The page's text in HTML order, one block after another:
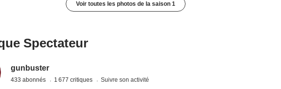
Voir toutes les photos de la saison 1
Spectateur
gunbuster
433 abonnés 1 677 critiques Suivre son activité